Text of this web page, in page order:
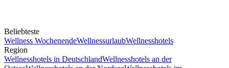
Beliebteste
Wellness WochenendeWellnessurlaubWellnesshotels
Region
Wellnesshotels in DeutschlandWellnesshotels an der